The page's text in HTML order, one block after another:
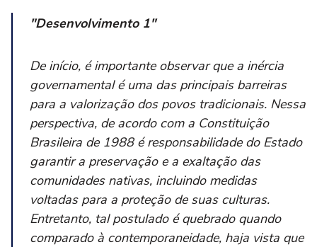
"Desenvolvimento 1"
De início, é importante observar que a inércia
governamental é uma das principais barreiras
para a valorização dos povos tradicionais. Nessa
perspectiva, de acordo com a Constituição
Brasileira de 1988 é responsabilidade do Estado
garantir a preservação e a exaltação das
comunidades nativas, incluindo medidas
voltadas para a proteção de suas culturas.
Entretanto, tal postulado é quebrado quando
comparado à contemporaneidade, haja vista que